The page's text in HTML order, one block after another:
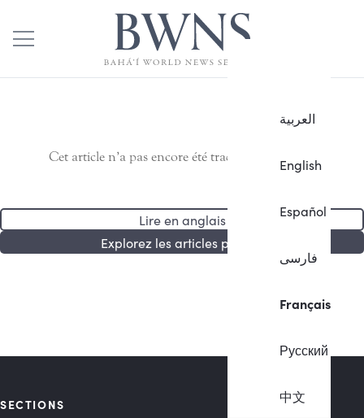
العربية
English
Español
فارسی
Français
Русский
中文
Cet article n’a pas encore été traduit en français.
Lire en anglais
Explorez les articles publiés
SECTIONS